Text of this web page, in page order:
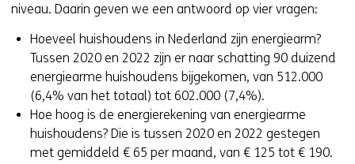
n
t
e
r
(
v
t
n
n
i
e
u
w
v
niveau. Daarin geven we een antwoord op vier vragen:
Hoeveel huishoudens in Nederland zijn energiearm?
Tussen 2020 en 2022 zijn er naar schatting 90 duizend
energiearme huishoudens bijgekomen, van 512.000
(6,4% van het totaal) tot 602.000 (7,4%).
Hoe hoog is de energierekening van energiearme
huishoudens? Die is tussen 2020 en 2022 gestegen
met gemiddeld € 65 per maand, van € 125 tot € 190.